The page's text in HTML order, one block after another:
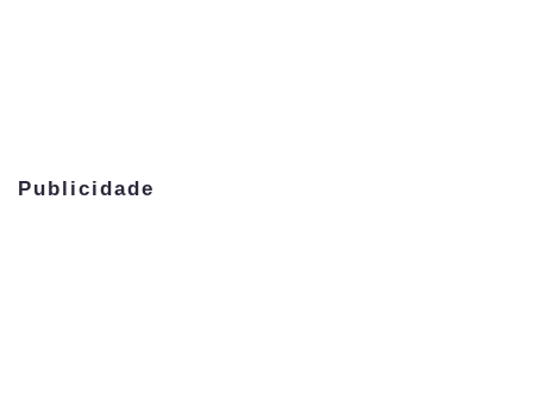
Publicidade